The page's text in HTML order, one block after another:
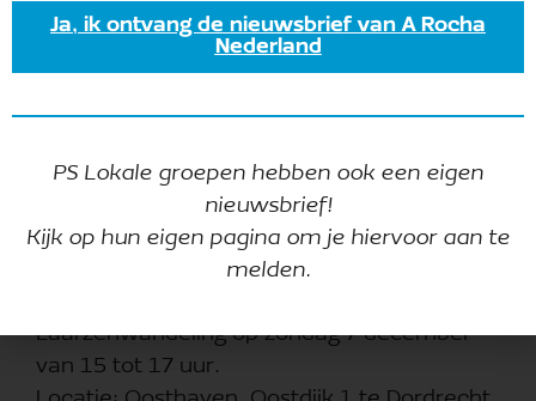
A Rocha Biesbosch organiseert in
Laarzenwandeling op zondag 7 december
van 15 tot 17 uur.
Ja, ik ontvang de nieuwsbrief van A Rocha
Nederland
PS Lokale groepen hebben ook een eigen
nieuwsbrief!
Kijk op hun eigen pagina om je hiervoor aan te
melden.